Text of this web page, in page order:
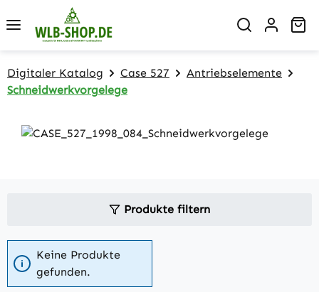
Zum Hauptinhalt springen
Digitaler Katalog Case 527
Antriebselemente
Schneidwerkvorgelege
Produkte filtern
Keine Produkte
gefunden.